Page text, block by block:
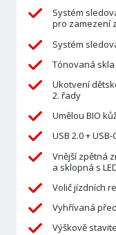
Systém
pro zamezení
Systém
Tónovaná skla
Ukotvení
2. řady
Umělou BIO
USB 2.0 +
Vnější zpětná
a sklopná s
Volič jízdních
Vyhřívaná
Výškově